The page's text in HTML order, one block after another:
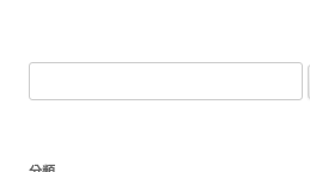
尋
鍵